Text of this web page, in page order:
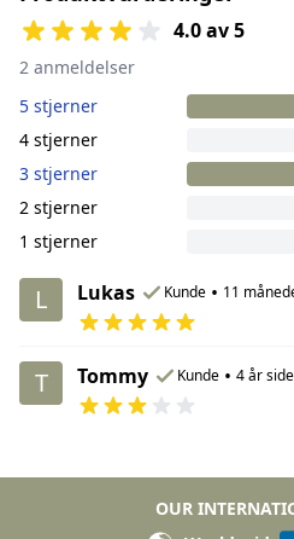
4.0 av 5
2 anmeldelser
5 stjerner
4 stjerner
3 stjerner
2 stjerner
1 stjerner
L Lukas Kunde • 11
T Tommy Kunde • 4 år
OUR